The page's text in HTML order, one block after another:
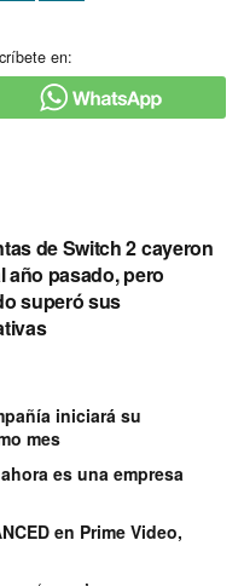
en:
de Switch 2 cayeron
año pasado, pero
superó sus
iniciará su
mes
es una empresa
en Prime Video,